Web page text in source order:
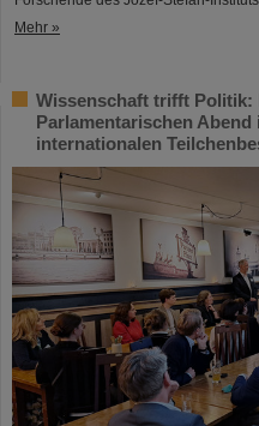
Mehr »
Wissenschaft trifft Politik:
Parlamentarischen
internationalen